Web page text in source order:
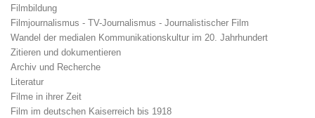
Filmbildung
Filmjournalismus - TV-Journalismus - Journalistischer Film
Wandel der medialen Kommunikationskultur im 20. Jahrhundert
Zitieren und dokumentieren
Archiv und Recherche
Literatur
Filme in ihrer Zeit
Film im deutschen Kaiserreich bis 1918